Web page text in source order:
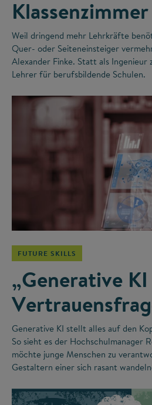
Klassenzimmer
Weil dringend mehr Lehrkräfte
Quer- oder Seiteneinsteiger
Alexander Finke. Statt als Ingenieur
Lehrer für berufsbildende Schulen.
FUTURE SKILLS
„Generative
Generative KI stellt alles auf den
So sieht es der Hochschulmanager
möchte junge Menschen zu
Gestaltern einer sich rasant